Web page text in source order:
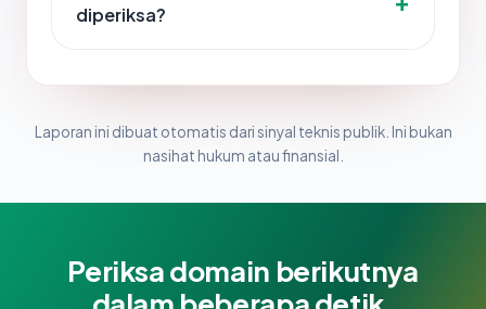
diperiksa?
Laporan ini dibuat otomatis dari sinyal teknis publik. Ini bukan
nasihat hukum atau finansial.
Periksa domain berikutnya